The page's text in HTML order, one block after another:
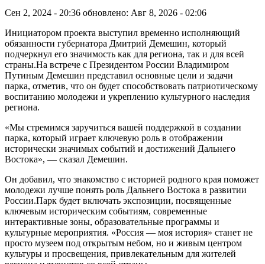
Сен 2, 2024 - 20:36 обновлено: Авг 8, 2026 - 02:06
Инициатором проекта выступил временно исполняющий
обязанности губернатора Дмитрий Демешин, который
подчеркнул его значимость как для региона, так и для всей
страны.На встрече с Президентом России Владимиром
Путиным Демешин представил основные цели и задачи
парка, отметив, что он будет способствовать патриотическому
воспитанию молодежи и укреплению культурного наследия
региона.
«Мы стремимся заручиться вашей поддержкой в создании
парка, который играет ключевую роль в отображении
исторически значимых событий и достижений Дальнего
Востока», — сказал Демешин.
Он добавил, что знакомство с историей родного края поможет
молодежи лучше понять роль Дальнего Востока в развитии
России.Парк будет включать экспозиции, посвященные
ключевым историческим событиям, современные
интерактивные зоны, образовательные программы и
культурные мероприятия. «Россия — моя история» станет не
просто музеем под открытым небом, но и живым центром
культуры и просвещения, привлекательным для жителей